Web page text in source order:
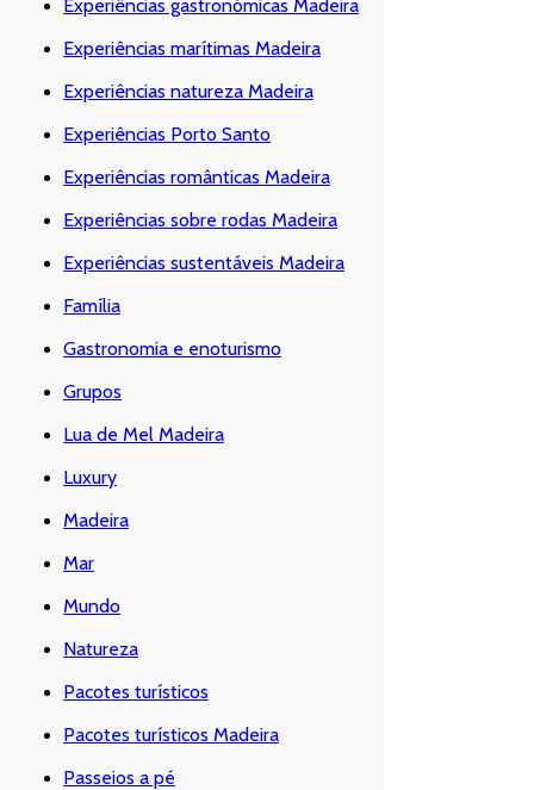
Experiências gastronómicas Madeira
Experiências marítimas Madeira
Experiências natureza Madeira
Experiências Porto Santo
Experiências românticas Madeira
Experiências sobre rodas Madeira
Experiências sustentáveis Madeira
Família
Gastronomia e enoturismo
Grupos
Lua de Mel Madeira
Luxury
Madeira
Mar
Mundo
Natureza
Pacotes turísticos
Pacotes turísticos Madeira
Passeios a pé